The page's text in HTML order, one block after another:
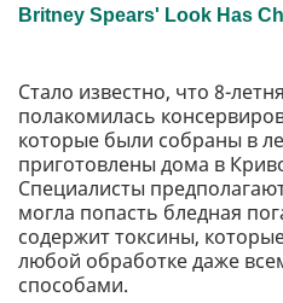
Стало известно, что 8-
полакомилась
которые были собраны в
приготовлены дома в
Специалисты
могла попасть бледная
содержит токсины,
любой обработке даже
способами.